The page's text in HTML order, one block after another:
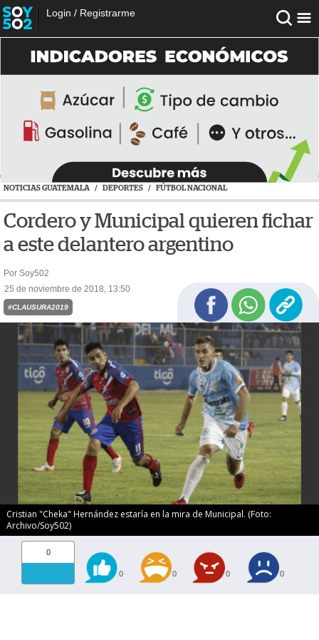
Login / Registrarme
NOTICIAS GUATEMALA / DEPORTES / FÚTBOL NACIONAL
Cordero y Municipal quieren fichar
a este delantero argentino
Por Soy502
25 de noviembre de 2018, 13:50
#CLAUSURA2019
Cristian "Cheka" Hernández estaría en la mira de Municipal. (Foto:
Archivo/Soy502)
0
0 0 0 0